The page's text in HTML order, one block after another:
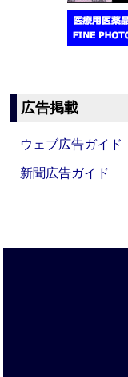
広告掲載
ウェブ広告ガイド
新聞広告ガイド